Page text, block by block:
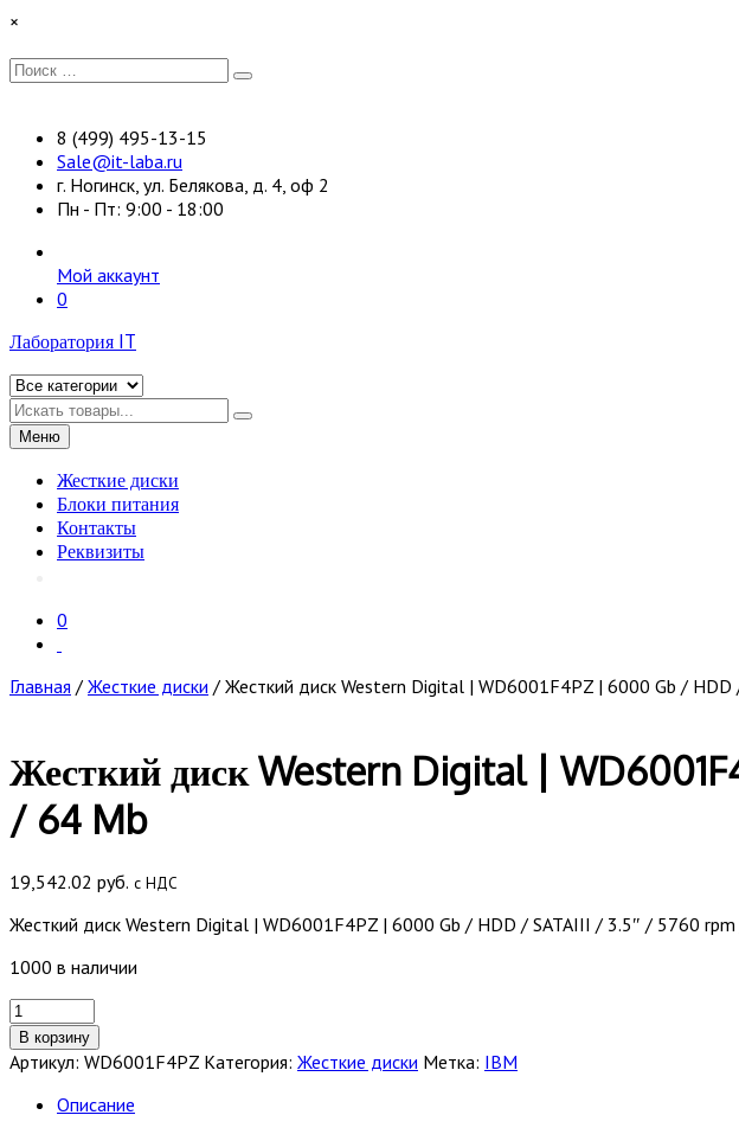
Перейти
содержимому
×
Искать:
Поиск
8 (499) 495-13-15
Sale@it-laba.ru
г. Ногинск, ул. Белякова, д. 4, оф 2
Пн - Пт: 9:00 - 18:00
Мой аккаунт
0
Лаборатория IT
Искать
Меню
Жесткие диски
Блоки питания
Контакты
Реквизиты
0
Главная / Жесткие диски / Жесткий диск Western Digital | WD6001F4PZ | 6000 Gb /
Жесткий диск Western Digital |
/ 64 Mb
19,542.02 руб. с НДС
Жесткий диск Western Digital | WD6001F4PZ | 6000 Gb / HDD / SATAIII / 3.5″ / 5760
1000 в наличии
Количество
товара
Жесткий
диск
Western
В корзину
Артикул: WD6001F4PZ Категория: Жесткие диски Метка: IBM
Описание